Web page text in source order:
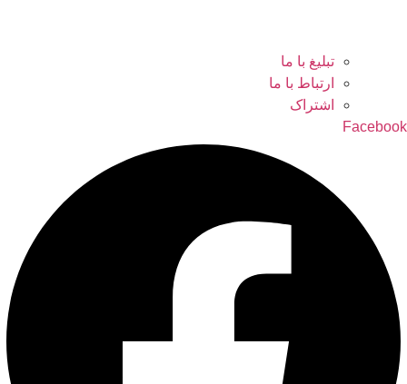
تبلیغ با ما
ارتباط با ما
اشتراک
Facebook